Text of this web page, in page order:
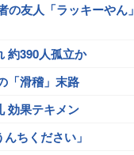
の友人「ラッキーやん」
約390人孤立か
「滑稽」末路
効果テキメン
ちください」